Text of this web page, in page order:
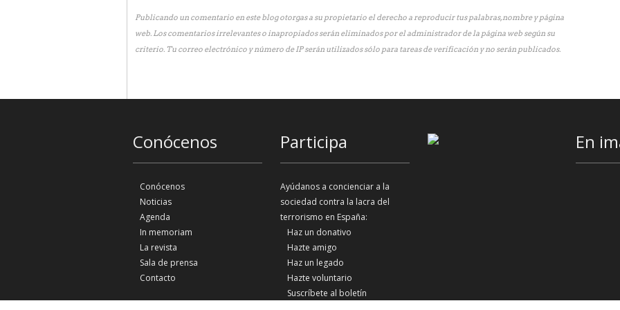
Publicando un comentario en este blog otorgas a su propietario el derecho a reproducir tus palabras, nombre y página
web. Los comentarios irrelevantes o inapropiados serán eliminados por el administrador de la página web según su
criterio. Tu correo electrónico y número de IP serán utilizados sólo para tareas de verificación y no serán publicados.
Conócenos
Conócenos
Noticias
Agenda
In memoriam
La revista
Sala de prensa
Contacto
Participa
Ayúdanos a concienciar a la
sociedad contra la lacra del
terrorismo en España:
Haz un donativo
Hazte amigo
Haz un legado
Hazte voluntario
Suscríbete al boletín
En